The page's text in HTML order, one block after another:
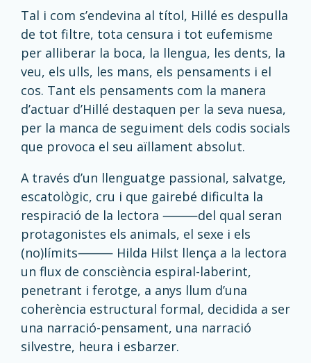
Tal i com s’endevina al títol, Hillé es despulla
de tot filtre, tota censura i tot eufemisme
per alliberar la boca, la llengua, les dents, la
veu, els ulls, les mans, els pensaments i el
cos. Tant els pensaments com la manera
d’actuar d’Hillé destaquen per la seva nuesa,
per la manca de seguiment dels codis socials
que provoca el seu aïllament absolut.
A través d’un llenguatge passional, salvatge,
escatològic, cru i que gairebé dificulta la
respiració de la lectora ⸻del qual seran
protagonistes els animals, el sexe i els
(no)límits⸻ Hilda Hilst llença a la lectora
un flux de consciència espiral-laberint,
penetrant i ferotge, a anys llum d’una
coherència estructural formal, decidida a ser
una narració-pensament, una narració
silvestre, heura i esbarzer.